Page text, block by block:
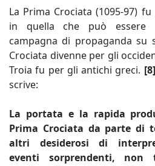
La Prima Crociata (1095-97)
in quella che può essere
campagna di propaganda su
Crociata divenne per gli
Troia fu per gli antichi greci. [8]
scrive:
La portata e la rapida
Prima Crociata da parte di
altri desiderosi di
eventi sorprendenti, non